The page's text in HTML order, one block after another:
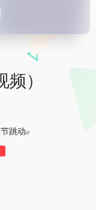
）
跳动